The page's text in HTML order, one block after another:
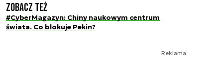
Zobacz też
#CyberMagazyn: Chiny naukowym centrum
świata. Co blokuje Pekin?
Reklama